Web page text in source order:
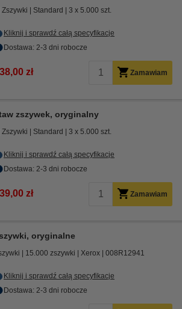
Zszywki Standard 3 x 5.000 szt.
Kliknij i sprawdź całą specyfikacje
Dostawa: 2-3 dni robocze
zł Zamawiam
zszywek, oryginalny
Zszywki Standard 3 x 5.000 szt.
Kliknij i sprawdź całą specyfikacje
Dostawa: 2-3 dni robocze
zł Zamawiam
oryginalne
15.000 zszywki Xerox 008R12941
Kliknij i sprawdź całą specyfikacje
Dostawa: 2-3 dni robocze